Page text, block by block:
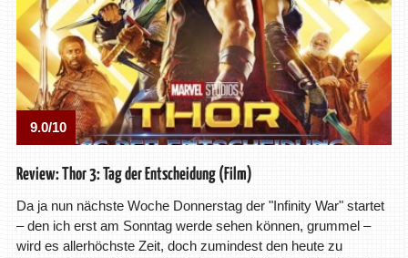
9.0/10
Review: Thor 3: Tag der Entscheidung (Film)
Da ja nun nächste Woche Donnerstag der "Infinity War" startet
– den ich erst am Sonntag werde sehen können, grummel –
wird es allerhöchste Zeit, doch zumindest den heute zu